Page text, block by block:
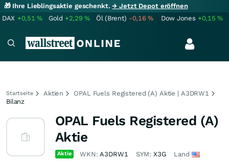
🎁 Ihre Lieblingsaktie geschenkt.→ Jetzt Depot eröffnen
DAX +0,51% Gold +2,29% Öl (Brent) -0,16% Dow Jones +0,15%
Startseite Aktien
OPAL Fuels Registered (A) Aktie | A3DRW1
Bilanz
OPAL Fuels Registered (A)
Aktie
Aktie WKN:A3DRW1 SYM: X3G Land